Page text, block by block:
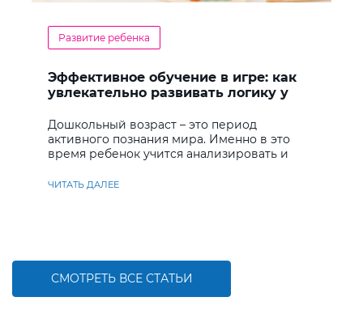
Развитие ребенка
Эффективное обучение в игре: как
увлекательно развивать логику у
Дошкольный возраст – это период
активного познания мира. Именно в это
время ребенок учится анализировать и
ЧИТАТЬ ДАЛЕЕ
СМОТРЕТЬ ВСЕ СТАТЬИ